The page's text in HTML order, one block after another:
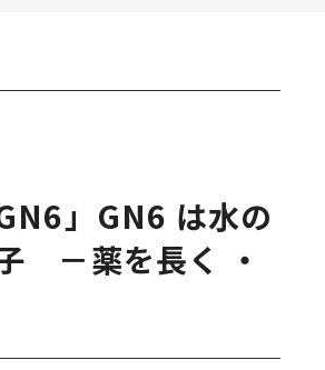
」GN6 は水の
－薬を長く ・